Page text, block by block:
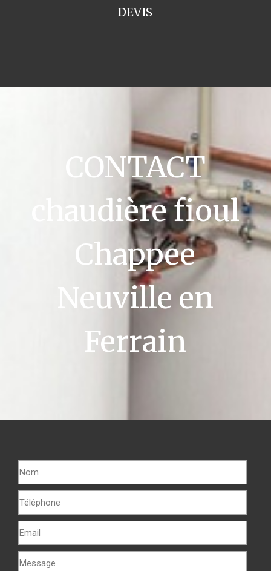
DEVIS
CONTACT
chaudière fioul
Chappee
Neuville en
Ferrain